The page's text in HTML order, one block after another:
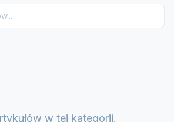
w tej kategorii.